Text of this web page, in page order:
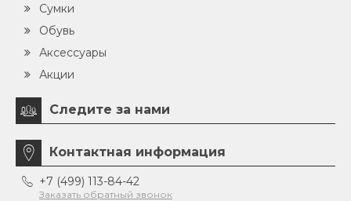
Сумки
Обувь
Аксессуары
Акции
Следите за нами
Контактная информация
+7 (499) 113-84-42
Заказать обратный звонок